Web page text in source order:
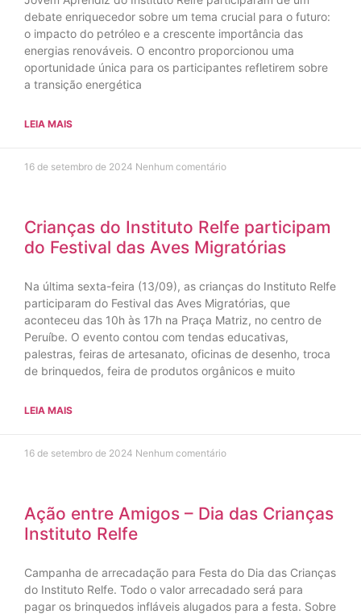
debate enriquecedor sobre um tema crucial para o futuro:
o impacto do petróleo e a crescente importância das
energias renováveis. O encontro proporcionou uma
oportunidade única para os participantes refletirem sobre
a transição energética
LEIA MAIS
16 de setembro de 2024 Nenhum comentário
Crianças do Instituto Relfe participam
do Festival das Aves Migratórias
Na última sexta-feira (13/09), as crianças do Instituto Relfe
participaram do Festival das Aves Migratórias, que
aconteceu das 10h às 17h na Praça Matriz, no centro de
Peruíbe. O evento contou com tendas educativas,
palestras, feiras de artesanato, oficinas de desenho, troca
de brinquedos, feira de produtos orgânicos e muito
LEIA MAIS
16 de setembro de 2024 Nenhum comentário
Ação entre Amigos – Dia das Crianças
Instituto Relfe
Campanha de arrecadação para Festa do Dia das Crianças
do Instituto Relfe. Todo o valor arrecadado será para
pagar os brinquedos infláveis alugados para a festa. Sobre